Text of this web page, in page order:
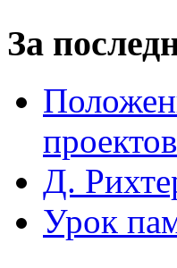
За
Д.
Урок